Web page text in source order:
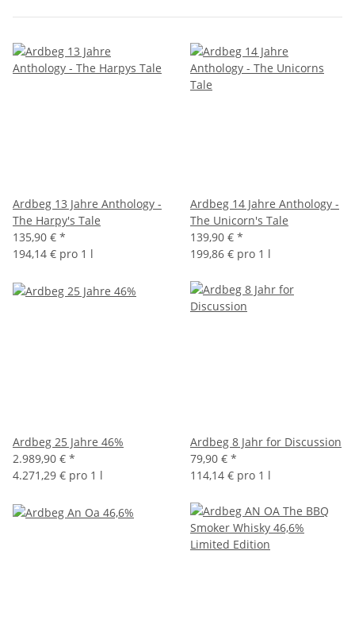
Ardbeg 13 Jahre Anthology -
The Harpy's Tale
135,90 € *
194,14 € pro 1 l
Ardbeg 14 Jahre Anthology -
The Unicorn's Tale
139,90 € *
199,86 € pro 1 l
Ardbeg 25 Jahre 46%
2.989,90 € *
4.271,29 € pro 1 l
Ardbeg 8 Jahr for Discussion
79,90 € *
114,14 € pro 1 l